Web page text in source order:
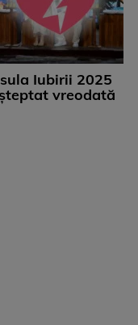
Iubirii 2025
vreodată